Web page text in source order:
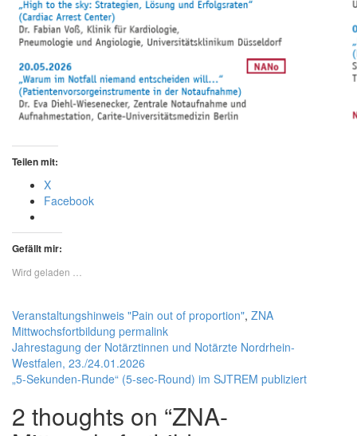
Teilen mit:
X
Facebook
Gefällt mir:
Wird geladen …
Veranstaltungshinweis "Pain out of proportion", ZNA
Mittwochsfortbildung permalink
Jahrestagung der Notärztinnen und Notärzte Nordrhein-
Westfalen, 23./24.01.2026
„5-Sekunden-Runde“ (5-sec-Round) im SJTREM publiziert
2 thoughts on “ZNA-